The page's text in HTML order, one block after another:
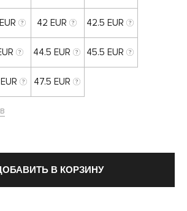
42 EUR 42.5 EUR
44.5 EUR 45.5 EUR
47.5 EUR
В КОРЗИНУ